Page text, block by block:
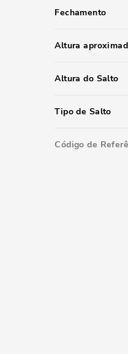
Fechamento
Altura
Altura do Salto
Tipo de Salto
Código de